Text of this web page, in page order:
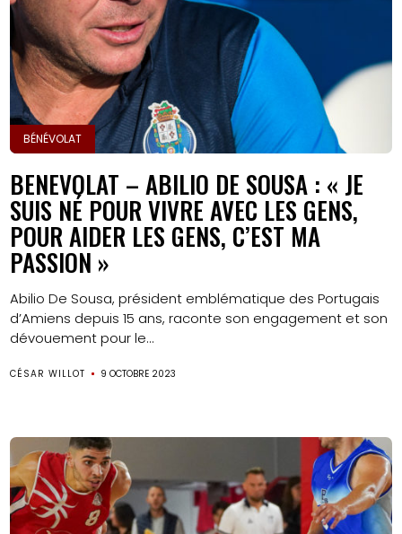
BÉNÉVOLAT
BENEVOLAT – ABILIO DE SOUSA : « JE
SUIS NÉ POUR VIVRE AVEC LES GENS,
POUR AIDER LES GENS, C’EST MA
PASSION »
Abilio De Sousa, président emblématique des Portugais
d’Amiens depuis 15 ans, raconte son engagement et son
dévouement pour le...
CÉSAR WILLOT 9 OCTOBRE 2023